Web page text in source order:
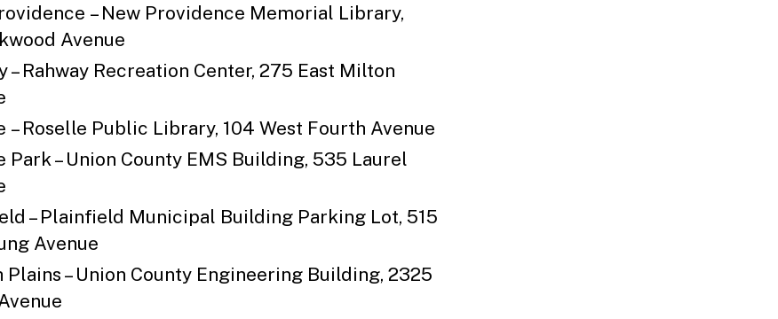
– New Providence Memorial Library,
Avenue
– Rahway Recreation Center, 275 East Milton
– Roselle Public Library, 104 West Fourth Avenue
Park – Union County EMS Building, 535 Laurel
– Plainfield Municipal Building Parking Lot, 515
Avenue
Plains – Union County Engineering Building, 2325